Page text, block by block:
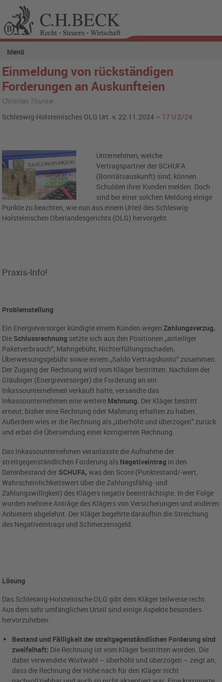
Menü
Einmeldung von rückständigen
Forderungen an Auskunfteien
Christian Thurow
Schleswig-Holsteinisches OLG Urt. v. 22.11.2024 – 17 U 2/24
Unternehmen, welche
Vertragspartner der SCHUFA
(Bonitätsauskunft) sind, können
Schulden ihrer Kunden melden. Doch
sind bei einer solchen Meldung einige
Punkte zu beachten, wie nun aus einem Urteil des Schleswig-
Holsteinischen Oberlandesgerichts (OLG) hervorgeht.
Praxis-Info!
Problemstellung
Ein Energieversorger kündigte einem Kunden wegenZahlungsverzug.
Die Schlussrechnung setzte sich aus den Positionen „anteiliger
Paketverbrauch“, Mahngebühr, Nichterfüllungsschaden,
Überweisungsgebühr sowie einem „Saldo Vertragskonto“ zusammen.
Der Zugang der Rechnung wird vom Kläger bestritten. Nachdem der
Gläubiger (Energieversorger) die Forderung an ein
Inkassounternehmen verkauft hatte, versandte das
Inkassounternehmen eine weitere Mahnung. Der Kläger bestritt
erneut, bisher eine Rechnung oder Mahnung erhalten zu haben.
Außerdem wies er die Rechnung als „überhöht und überzogen“ zurück
und erbat die Übersendung einer korrigierten Rechnung.
Das Inkassounternehmen veranlasste die Aufnahme der
streitgegenständlichen Forderung als Negativeintrag in den
Datenbestand der SCHUFA, was den Score (Punktestand/-wert,
Wahrscheinlichkeitswert über die Zahlungsfähig- und
Zahlungswilligkeit) des Klägers negativ beeinträchtigte. In der Folge
wurden mehrere Anträge des Klägers von Versicherungen und anderen
Anbietern abgelehnt. Der Kläger begehrte daraufhin die Streichung
des Negativeintrags und Schmerzensgeld.
Lösung
Das Schleswig-Holsteinische OLG gibt dem Kläger teilweise recht.
Aus dem sehr umfänglichen Urteil sind einige Aspekte besonders
hervorzuheben:
Bestand und Fälligkeit der streitgegenständlichen Forderung sind
zweifelhaft: Die Rechnung ist vom Kläger bestritten worden. Die
dabei verwendete Wortwahl – überhöht und überzogen – zeigt an,
dass die Rechnung der Höhe nach für den Kläger nicht